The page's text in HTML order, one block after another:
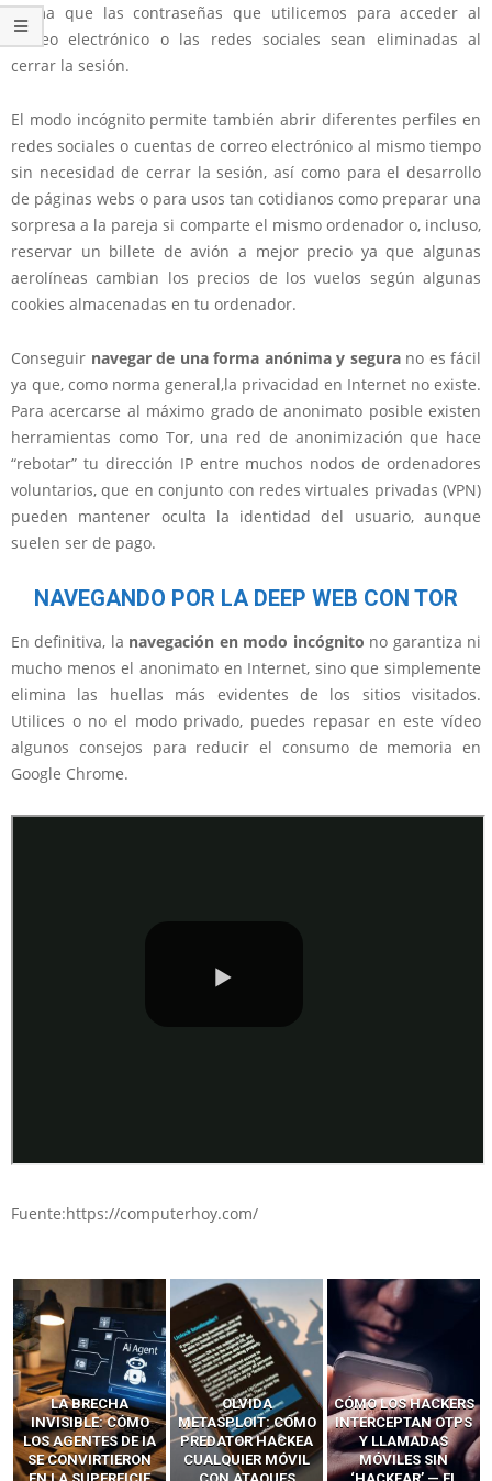
forma que las contraseñas que utilicemos para acceder al
correo electrónico o las redes sociales sean eliminadas al
cerrar la sesión.
El modo incógnito permite también abrir diferentes perfiles en
redes sociales o cuentas de correo electrónico al mismo tiempo
sin necesidad de cerrar la sesión, así como para el desarrollo
de páginas webs o para usos tan cotidianos como preparar una
sorpresa a la parejasi comparte el mismo ordenador o, incluso,
reservar un billete de avión a mejor precio ya que algunas
aerolíneas cambian los precios de los vuelos según algunas
cookies almacenadas en tu ordenador.
Conseguir navegar de una forma anónima y segura no es fácil
ya que, como norma general,la privacidad en Internet no existe.
Para acercarse al máximo grado de anonimato posible existen
herramientas como Tor, una red de anonimización que hace
“rebotar” tu dirección IP entre muchos nodos de ordenadores
voluntarios, que en conjunto con redes virtuales privadas (VPN)
pueden mantener oculta la identidad del usuario, aunque
suelen ser de pago.
NAVEGANDO POR LA DEEP WEB CON TOR
En definitiva, la navegación en modo incógnito no garantiza ni
mucho menos el anonimato en Internet, sino que simplemente
elimina las huellas más evidentes de los sitios visitados.
Utilices o no el modo privado, puedes repasar en este vídeo
algunos consejos para reducir el consumo de memoria en
Google Chrome.
Fuente:https://computerhoy.com/
LA BRECHA
INVISIBLE: CÓMO
LOS AGENTES DE IA
SE CONVIRTIERON
OLVIDA
METASPLOIT: CÓMO
PREDATOR HACKEA
CUALQUIER MÓVIL
CÓMO LOS HACKERS
INTERCEPTAN OTPS
Y LLAMADAS
MÓVILES SIN